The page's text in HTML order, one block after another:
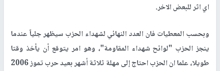
اي اثر للبعض الاخر.
وبحسب المعطيات فان العدد النهائي لشهداء الحزب سيظهر جلياً عندما
ينجز الحزب "لوائح شهداء المقاومة"، وهو امر يتوقع أن يأخذ وقتا
طويلا، علما ان الحزب احتاج إلى مهلة ثلاثة أشهر بعيد حرب تموز 2006